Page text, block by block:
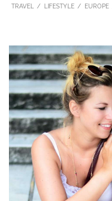
TRAVEL LIFESTYLE EUROPE